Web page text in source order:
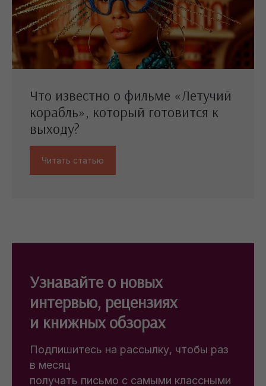
Что известно о фильме «Летучий
корабль», который готовится к
выходу?
Читать статью
Узнавайте о новых
интервью, рецензиях
и книжных обзорах
Подпишитесь на рассылку, чтобы раз
в месяц
получать письмо с самыми классными